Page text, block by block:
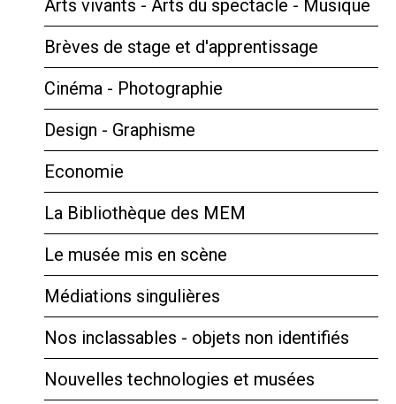
Arts vivants - Arts du spectacle - Musique
Brèves de stage et d'apprentissage
Cinéma - Photographie
Design - Graphisme
Economie
La Bibliothèque des MEM
Le musée mis en scène
Médiations singulières
Nos inclassables - objets non identifiés
Nouvelles technologies et musées